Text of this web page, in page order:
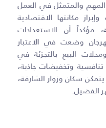
المهم والمتمثل في العمل
مكانتها الاقتصادية
مؤكداً أن الاستعدادات
وضعت في الاعتبار
البيع بالتجزئة في
وتخفيضات جاذبة،
سكان وزوار الشارقة،
الفضيل.